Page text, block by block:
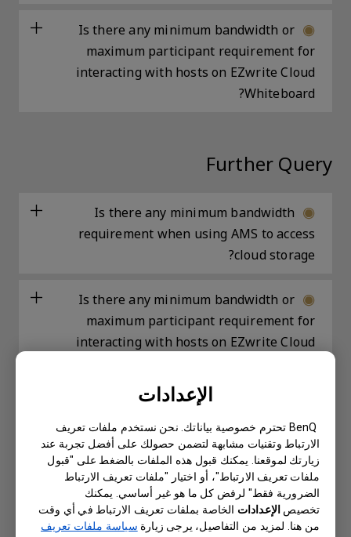
الإعدادات
BenQ تحترم خصوصية بياناتك. نحن نستخدم ملفات تعريف
الارتباط وتقنيات مشابهة لتضمن حصولك على أفضل تجربة عند
زيارتك لموقعنا. يمكنك قبول هذه الملفات بالضغط على "قبول
ملفات تعريف الارتباط"، أو اختيار "ملفات تعريف الارتباط
الضرورية فقط" لرفض كل ما هو غير أساسي. يمكنك
تخصيص الإعدادات الخاصة بملفات تعريف الارتباط في أي وقت
من هنا. لمزيد من التفاصيل، يرجى زيارة سياسة ملفات تعريف
Is there any minimum bandwidth or
maximum participant requirement for
interacting with hosts on EZwrite Cloud
Whiteboard?
Further Query
Is there any minimum bandwidth
requirement when using AMS to access
cloud storage?
Is there any minimum bandwidth or
maximum participant requirement for
interacting with hosts on EZwrite Cloud
Why isn't "Display ID" shown on the
device?
Why does the device screen turn black
when Netflix video is played through
InstaShare or HDMI connection from a